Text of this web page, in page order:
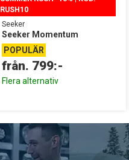
RUSH10
Seeker
Seeker Momentum
POPULÄR
Flera alternativ